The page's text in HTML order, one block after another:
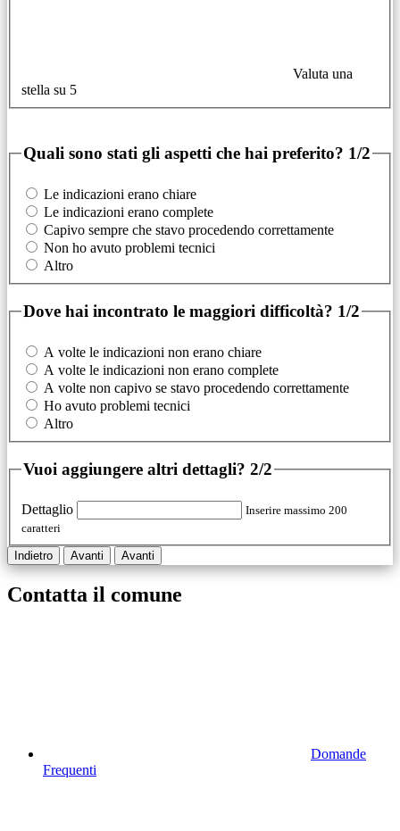
Valuta una
stella su 5
Quali sono stati gli aspetti che hai preferito? 1/2
Le indicazioni erano chiare
Le indicazioni erano complete
Capivo sempre che stavo procedendo correttamente
Non ho avuto problemi tecnici
Altro
Dove hai incontrato le maggiori difficoltà? 1/2
A volte le indicazioni non erano chiare
A volte le indicazioni non erano complete
A volte non capivo se stavo procedendo correttamente
Ho avuto problemi tecnici
Altro
Vuoi aggiungere altri dettagli? 2/2
Dettaglio
Inserire massimo 200
caratteri
Indietro Avanti Avanti
Contatta il comune
Domande
Frequenti